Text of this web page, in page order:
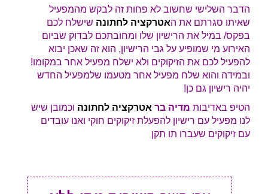
הדבר השלישי שחשוב לא פחות זה לבקש מהמפעיל
שאיתו סגרתם את האטרקציה לחתונה שישלח לכם
בפקס/ במיל את הרישיון שלו ומחובתכם לבדוק שביום
האירוע מי שמופיע על גבי הרישיון, הוא זה שאכן יבוא
להפעיל לכם את הזיקוקים ולא ישלח מפעיל אחר במקומו!
ובמידה והוא שלח מפעיל אחר מטעמו שלמפעיל החדש
יהיה רישיון גם כן!
הטיפ באדיבות מדיה בר אטרקציה לחתונה וכמובן שיש
לנו מפעיל עם רישיון להפעלת זיקוקים חוקי ואנו עובדים
עם זיקוקים שעברו תו תקן